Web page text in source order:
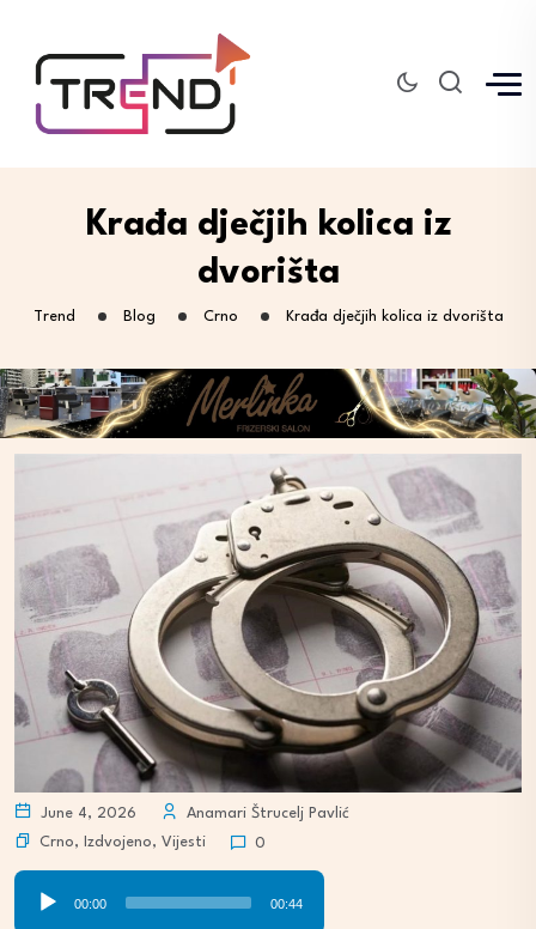
Krađa dječjih kolica iz
dvorišta
Trend Blog Crno Krađa dječjih kolica iz dvorišta
June 4, 2026
Anamari Štrucelj Pavlić
Crno, Izdvojeno, Vijesti 0
Audio
Player
00:00 00:44